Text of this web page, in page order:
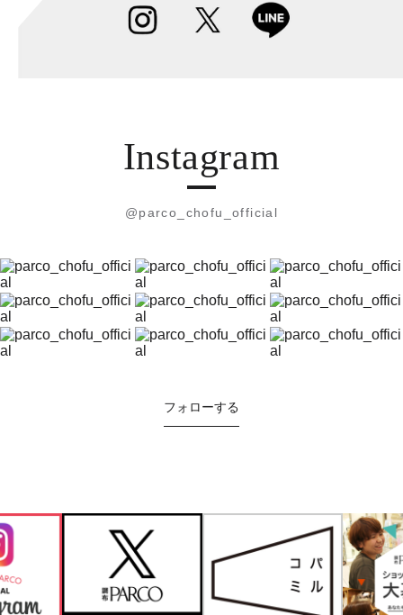
Instagram
@parco_chofu_official
フォローする